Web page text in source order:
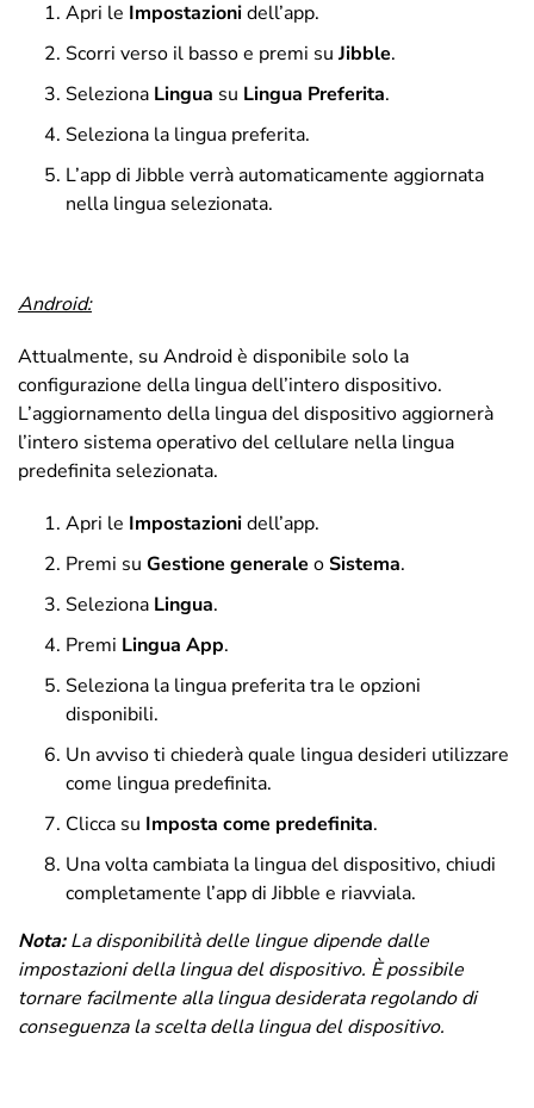
Apri le Impostazionidell’app.
Scorri verso il basso e premi su Jibble.
Seleziona Lingua su Lingua Preferita.
Seleziona la lingua preferita.
L’app di Jibble verrà automaticamente aggiornata
nella lingua selezionata.
Android:
Attualmente, su Android è disponibile solo la
configurazione della lingua dell’intero dispositivo.
L’aggiornamento della lingua del dispositivo aggiornerà
l’intero sistema operativo del cellulare nella lingua
predefinita selezionata.
Apri le Impostazionidell’app.
Premi su Gestione generale oSistema.
Seleziona Lingua.
Premi Lingua App.
Seleziona la lingua preferita tra le opzioni
disponibili.
Un avviso ti chiederà quale lingua desideri utilizzare
come lingua predefinita.
Clicca su Imposta come predefinita.
Una volta cambiata la lingua del dispositivo, chiudi
completamente l’app di Jibble e riavviala.
Nota:La disponibilità delle lingue dipende dalle
impostazioni della lingua del dispositivo. È possibile
tornare facilmente alla lingua desiderata regolando di
conseguenza la scelta della lingua del dispositivo.